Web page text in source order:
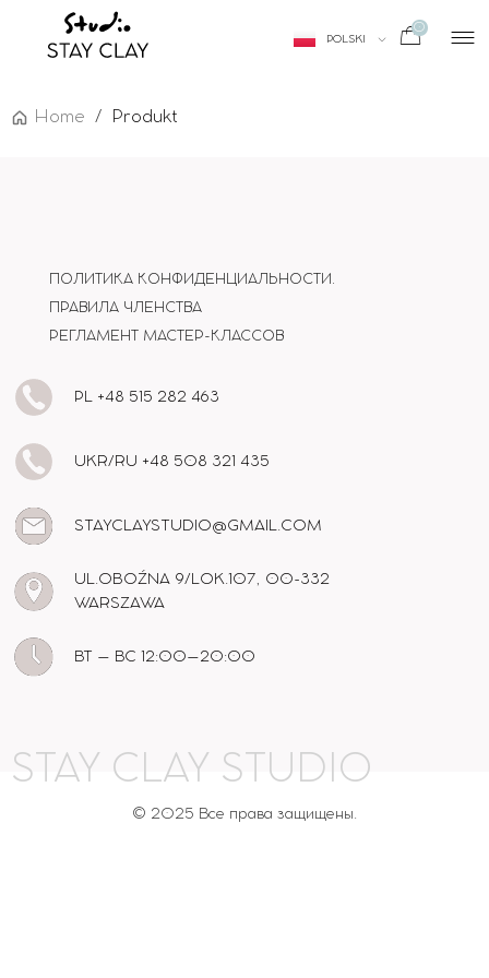
POLSKI
ENGLISH
0
Home / Produkt
ПОЛИТИКА КОНФИДЕНЦИАЛЬНОСТИ.
ПРАВИЛА ЧЛЕНСТВА
РЕГЛАМЕНТ МАСТЕР-КЛАССОВ
PL +48 515 282 463
UKR/RU +48 508 321 435
STAYCLAYSTUDIO@GMAIL.COM
UL.OBOŹNA 9/LOK.107, 00-332
WARSZAWA
ВТ – ВС 12:00–20:00
STAY CLAY STUDIO
© 2025 Все права защищены.